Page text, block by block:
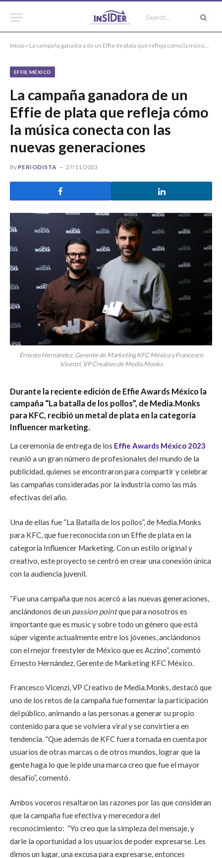
Inicio » La campaña ganadora de un Effie de plata que refleja cómo la música conecta con las nuevas generaciones
EFFIE MÉXICO
La campaña ganadora de un
Effie de plata que refleja cómo
la música conecta con las
nuevas generaciones
By PERIODISTA 27/11/2023
Ernesto Hernández, Gerente de Marketing KFC México y Francesco
Vicenzi, VP Creativo de Media.Monks
Durante la reciente edición de Effie Awards México la
campaña “La batalla de los pollos”, de Media.Monks
para KFC, recibió un metal de plata en la categoría
Influencer marketing.
La ceremonia de entrega de los Effie Awards México 2023
reunió a un gran número de profesionales del mundo de la
publicidad, quienes se encontraron para compartir y celebrar
las campañas consideradas por la industria como las más
efectivas del año.
Una de ellas fue “La Batalla de los pollos”, de Media.Monks
para KFC, que fue reconocida con un Effie de plata en la
categoría Influencer Marketing. Con un estilo original y
creativo, este proyecto se centró en crearuna conexión única
con la audiencia juvenil.
“Fue una campaña que nos acercó a las nuevas generaciones,
anclándonos de un passion pointque para nosotros es
importante que es music y sobre todo un género que está
súper vigente actualmente entre los jóvenes, anclándonos
con el mejor freestyler de México que es Aczino”, comentó
Ernesto Hernández, Gerente de Marketing KFC México.
Francesco Vicenzi, VP Creativo de Media.Monks, destacó que
uno de los retos de la campaña fue fomentar la participación
del público, animando a las personas a generar su propio
contenido para que se volviera viral y se convirtiera en
tendencia. “Que además de KFC fuera tomada en cuenta por
usuarios de otras marcas o de otros mundos, lograr que la
gente haga lo que le pide una marca creo que fue el mayor
desafío”, comentó.
Ambos voceros resaltaron las razones por las que consideran
que la campaña fue efectiva y merecedora del
reconocimiento: “Yo creo que la simpleza del mensaje, y
darle la oportunidad a los usuarios de poder expresarse. Les
dimos un lugar, una excusa para expresarse, entonces